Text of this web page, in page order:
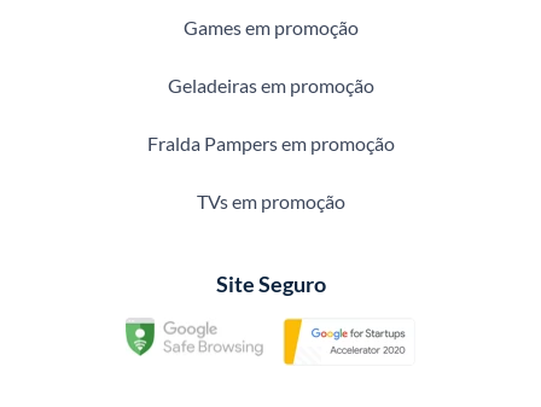
Games em promoção
Geladeiras em promoção
Fralda Pampers em promoção
TVs em promoção
Site Seguro